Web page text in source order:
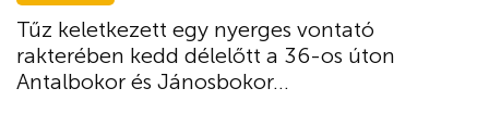
Tűz keletkezett egy nyerges vontató
rakterében kedd délelőtt a 36-os úton
Antalbokor és Jánosbokor...